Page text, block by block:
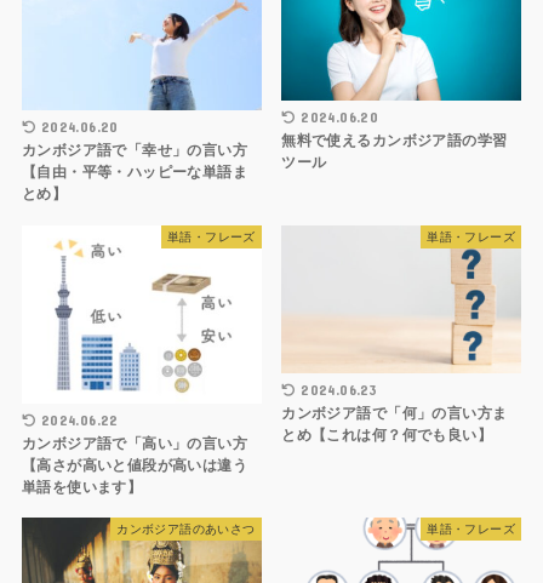
2024.06.20
カンボジア語で「幸せ」の言い方
【自由・平等・ハッピーな単語ま
とめ】
2024.06.20
無料で使えるカンボジア語の学習
ツール
単語・フレーズ
2024.06.22
カンボジア語で「高い」の言い方
【高さが高いと値段が高いは違う
単語を使います】
単語・フレーズ
2024.06.23
カンボジア語で「何」の言い方ま
とめ【これは何？何でも良い】
カンボジア語のあいさつ 単語・フレーズ